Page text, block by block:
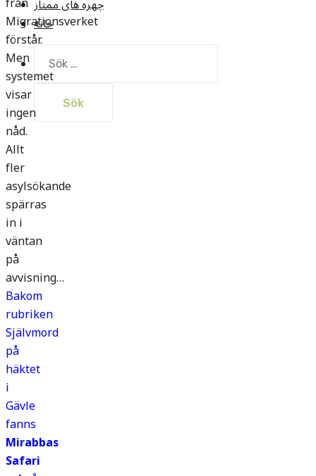
چهره های ممتاز
خانه
efter:
Migrationsverket
förstår.
Men
systemet
visar
ingen
nåd.
Allt
fler
asylsökande
spärras
in i
väntan
på
avvisning…
Bakom
rubriken
Självmord
på
häktet
i
Gävle
fanns
Mirabbas
Safari